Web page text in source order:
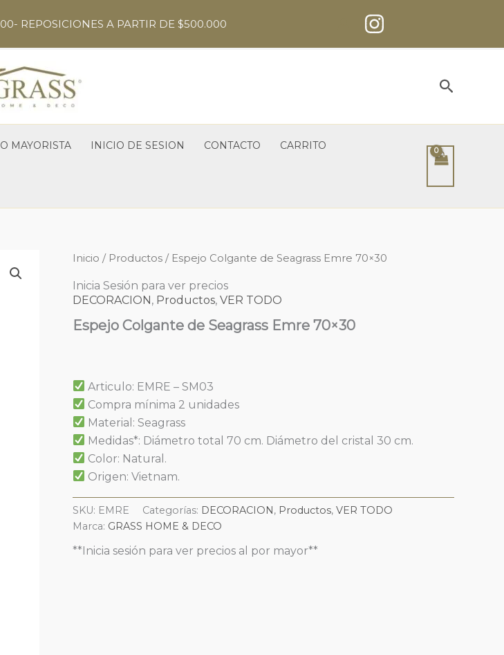
REPOSICIONES A PARTIR DE $500.000
Buscar
MAYORISTA INICIO DE SESION CONTACTO CARRITO
Inicio / Productos / Espejo Colgante de Seagrass Emre 70×30
Inicia Sesión para ver precios
DECORACION, Productos, VER TODO
Espejo Colgante de Seagrass Emre 70×30
Articulo: EMRE – SM03
Compra mínima 2 unidades
Material: Seagrass
Medidas*: Diámetro total 70 cm. Diámetro del cristal 30 cm.
Color: Natural.
Origen: Vietnam.
SKU: EMRE Categorías: DECORACION, Productos, VER TODO
Marca: GRASS HOME & DECO
**Inicia sesión para ver precios al por mayor**